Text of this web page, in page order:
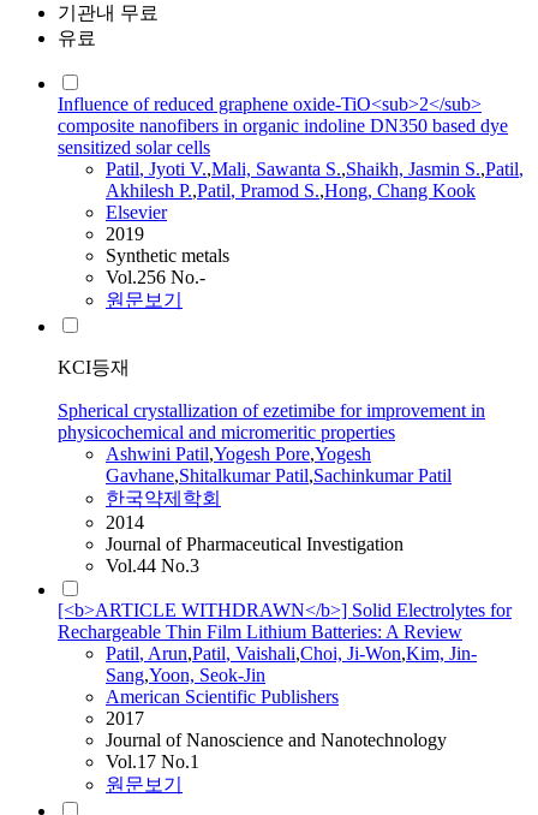
기관내 무료
유료
Influence of reduced graphene oxide-TiO<sub>2</sub>
composite nanofibers in organic indoline DN350 based dye
sensitized solar cells
Patil, Jyoti V.,Mali, Sawanta S.,Shaikh, Jasmin S.,Patil,
Akhilesh P.,Patil, Pramod S.,Hong, Chang Kook
Elsevier
2019
Synthetic metals
Vol.256 No.-
원문보기
KCI등재
Spherical crystallization of ezetimibe for improvement in
physicochemical and micromeritic properties
Ashwini Patil,Yogesh Pore,Yogesh
Gavhane,ShitalkumarPatil,SachinkumarPatil
한국약제학회
2014
Journal of Pharmaceutical Investigation
Vol.44 No.3
[<b>ARTICLE WITHDRAWN</b>] Solid Electrolytes for
Rechargeable Thin Film Lithium Batteries: A Review
Patil, Arun,Patil, Vaishali,Choi, Ji-Won,Kim, Jin-
Sang,Yoon, Seok-Jin
American Scientific Publishers
2017
Journal of Nanoscience and Nanotechnology
Vol.17 No.1
원문보기